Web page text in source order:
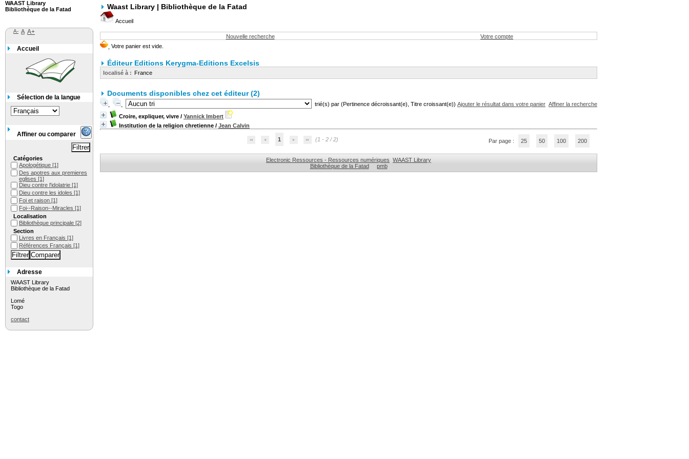
Waast Library | Bibliothèque de la Fatad
Accueil
Nouvelle recherche Votre compte
Éditeur Editions Kerygma-Editions Excelsis
localisé à : France
Documents disponibles chez cet éditeur (2)
trié(s) par (Pertinence décroissant(e), Titre croissant(e)) Ajouter le résultat dans votre panier Affiner la recherche
Croire, expliquer, vivre / Yannick Imbert
Institution de la religion chretienne / Jean Calvin
1 (1 - 2 / 2) Par page : 25 50 100 200
Electronic Ressources - Ressources numériques WAAST Library
Bibliothèque de la Fatad
pmb
WAAST Library
Bibliothèque de la Fatad
A- A A+
Accueil
Sélection de la langue
Affiner ou comparer
Catégories
Apologétique [1]
Des apotres aux premieres
eglises [1]
Dieu contre l'idolatrie [1]
Dieu contre les idoles [1]
Foi et raison [1]
Foi--Raison--Miracles [1]
Localisation
Bibliothèque principale [2]
Section
Livres en Français [1]
Références Français [1]
Adresse
WAAST Library
Bibliothèque de la Fatad
Lomé
Togo
contact